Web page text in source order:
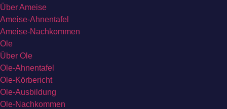
Über Ameise
Ameise-Ahnentafel
Ameise-Nachkommen
Ole
Über Ole
Ole-Ahnentafel
Ole-Körbericht
Ole-Ausbildung
Ole-Nachkommen